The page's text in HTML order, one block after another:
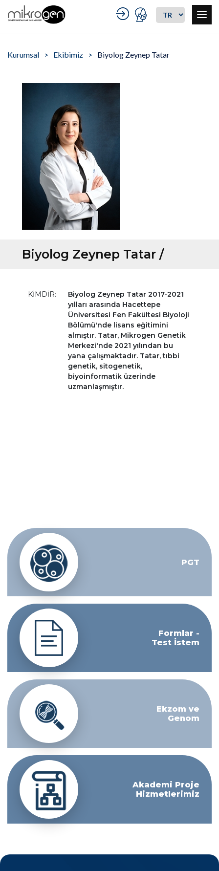
Kurumsal Ekibimiz Biyolog Zeynep Tatar
Biyolog Zeynep Tatar /
KİMDİR:
Biyolog Zeynep Tatar 2017-2021
yılları arasında Hacettepe
Üniversitesi Fen Fakültesi Biyoloji
Bölümü'nde lisans eğitimini
almıştır. Tatar, Mikrogen Genetik
Merkezi'nde 2021 yılından bu
yana çalışmaktadır. Tatar, tıbbi
genetik, sitogenetik,
biyoinformatik üzerinde
uzmanlaşmıştır.
PGT
Formlar -
Test İstem
Ekzom ve
Genom
Akademi Proje
Hizmetlerimiz